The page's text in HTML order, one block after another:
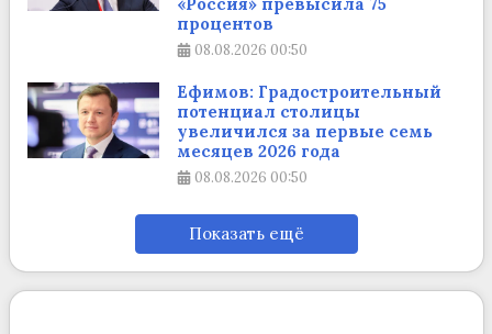
«Россия» превысила 75
процентов
08.08.2026 00:50
Ефимов: Градостроительный
потенциал столицы
увеличился за первые семь
месяцев 2026 года
08.08.2026 00:50
Показать ещё